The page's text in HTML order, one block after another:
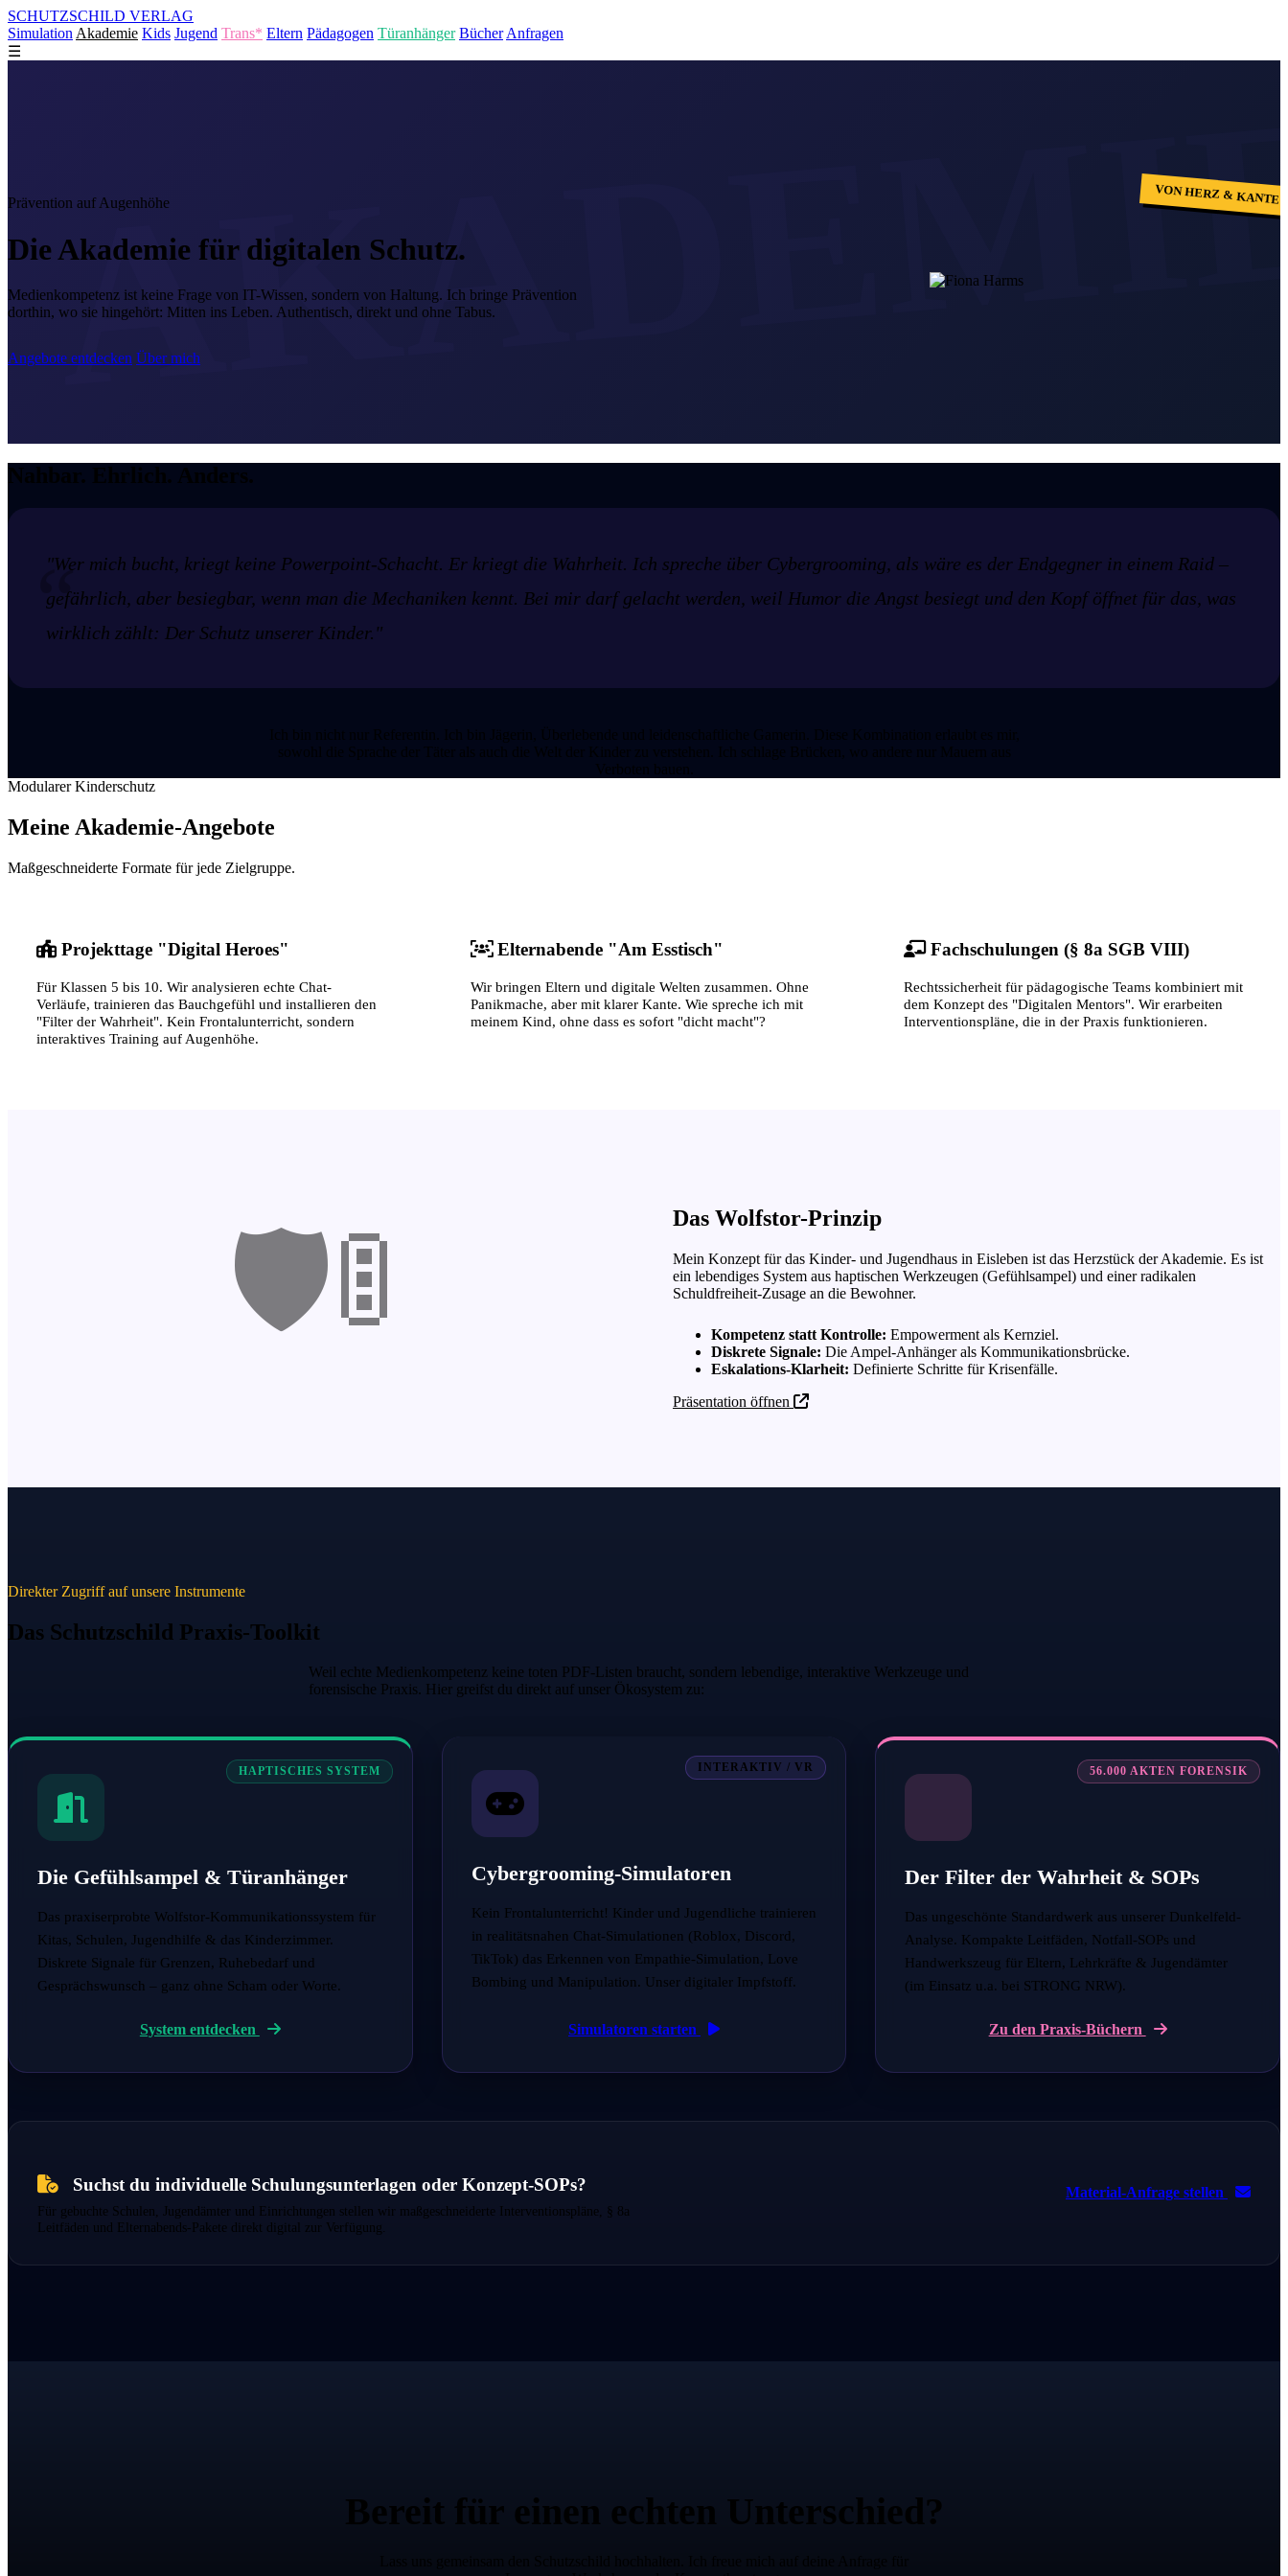
SCHUTZSCHILD VERLAG
Simulation Akademie Kids Jugend Trans* Eltern Pädagogen Türanhänger Bücher Anfragen
☰
Prävention auf Augenhöhe
DieAkademie für digitalen Schutz.
Medienkompetenz ist keine Frage von IT-Wissen, sondern von Haltung. Ich bringe Prävention
dorthin, wo sie hingehört: Mitten ins Leben. Authentisch, direkt und ohne Tabus.
Angebote entdecken Über mich
VON HERZ & KANTE
"Wer mich bucht, kriegt keine Powerpoint-Schacht. Er kriegt die Wahrheit. Ich spreche über Cybergrooming, als wäre es der Endgegner in einem Raid –
gefährlich, aber besiegbar, wenn man die Mechaniken kennt. Bei mir darf gelacht werden, weil Humor die Angst besiegt und den Kopf öffnet für das, was
wirklich zählt: Der Schutz unserer Kinder."
Modularer Kinderschutz
Meine Akademie-Angebote
Maßgeschneiderte Formate für jede Zielgruppe.
Projekttage "Digital Heroes"
Für Klassen 5 bis 10. Wir analysieren echte Chat-
Verläufe, trainieren das Bauchgefühl und installieren den
"Filter der Wahrheit". Kein Frontalunterricht, sondern
interaktives Training auf Augenhöhe.
Elternabende "Am Esstisch"
Wir bringen Eltern und digitale Welten zusammen. Ohne
Panikmache, aber mit klarer Kante. Wie spreche ich mit
meinem Kind, ohne dass es sofort "dicht macht"?
Fachschulungen (§ 8a SGB VIII)
Rechtssicherheit für pädagogische Teams kombiniert mit
dem Konzept des "Digitalen Mentors". Wir erarbeiten
Interventionspläne, die in der Praxis funktionieren.
🛡️🚦 Das Wolfstor-Prinzip
Mein Konzept für das Kinder- und Jugendhaus in Eisleben ist das Herzstück der Akademie. Es ist
ein lebendiges System aus haptischen Werkzeugen (Gefühlsampel) und einer radikalen
Schuldfreiheit-Zusage an die Bewohner.
Kompetenz statt Kontrolle: Empowerment als Kernziel.
Diskrete Signale: Die Ampel-Anhänger als Kommunikationsbrücke.
Eskalations-Klarheit: Definierte Schritte für Krisenfälle.
Präsentation öffnen
Direkter Zugriff auf unsere Instrumente
Das Schutzschild Praxis-Toolkit
Weil echte Medienkompetenz keine toten PDF-Listen braucht, sondern lebendige, interaktive Werkzeuge und
forensische Praxis. Hier greifst du direkt auf unser Ökosystem zu:
HAPTISCHES SYSTEM
Die Gefühlsampel & Türanhänger
Das praxiserprobte Wolfstor-Kommunikationssystem für
Kitas, Schulen, Jugendhilfe & das Kinderzimmer.
Diskrete Signale für Grenzen, Ruhebedarf und
Gesprächswunsch – ganz ohne Scham oder Worte.
System entdecken
INTERAKTIV / VR
Cybergrooming-Simulatoren
Kein Frontalunterricht! Kinder und Jugendliche trainieren
in realitätsnahen Chat-Simulationen (Roblox, Discord,
TikTok) das Erkennen von Empathie-Simulation, Love
Bombing und Manipulation. Unser digitaler Impfstoff.
Simulatoren starten
56.000 AKTEN FORENSIK
Der Filter der Wahrheit & SOPs
Das ungeschönte Standardwerk aus unserer Dunkelfeld-
Analyse. Kompakte Leitfäden, Notfall-SOPs und
Handwerkszeug für Eltern, Lehrkräfte & Jugendämter
(im Einsatz u.a. bei STRONG NRW).
Zu den Praxis-Büchern
Suchst du individuelle Schulungsunterlagen oder Konzept-SOPs?
Für gebuchte Schulen, Jugendämter und Einrichtungen stellen wir maßgeschneiderte Interventionspläne, § 8a
Leitfäden und Elternabends-Pakete direkt digital zur Verfügung.
Material-Anfrage stellen
Bereit für einen echten Unterschied?